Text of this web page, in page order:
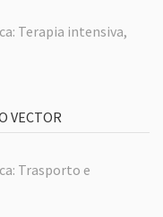
Terapia intensiva,
VECTOR
Trasporto e